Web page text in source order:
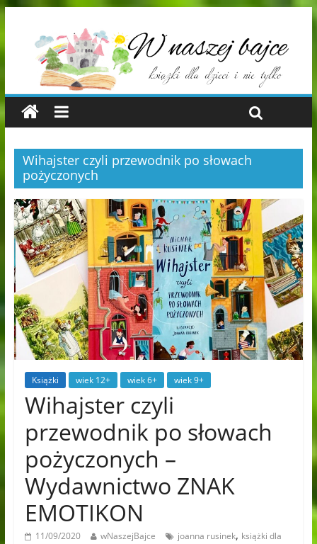
Wihajster czyli przewodnik po słowach
pożyczonych
Książki wiek 12+ wiek 6+ wiek 9+
Wihajster czyli
przewodnik po słowach
pożyczonych –
Wydawnictwo ZNAK
EMOTIKON
11/09/2020 wNaszejBajce joanna rusinek, książki dla